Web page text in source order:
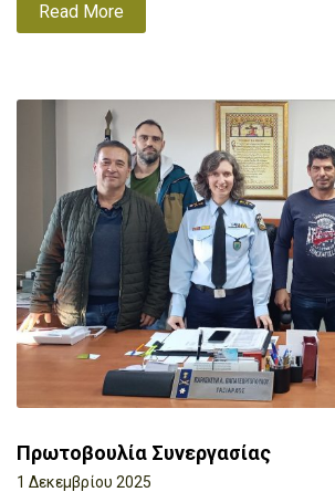
Read More
Πρωτοβουλία Συνεργασίας
1 Δεκεμβρίου 2025